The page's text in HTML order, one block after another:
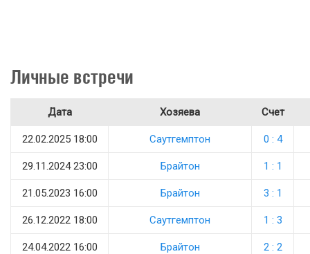
Личные встречи
Дата Хозяева Счет
22.02.2025 18:00 Саутгемптон 0 : 4
29.11.2024 23:00 Брайтон 1 : 1
21.05.2023 16:00 Брайтон 3 : 1
26.12.2022 18:00 Саутгемптон 1 : 3
24.04.2022 16:00 Брайтон 2 : 2